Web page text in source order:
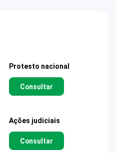
Protesto nacional
Consultar
Ações judiciais
Consultar